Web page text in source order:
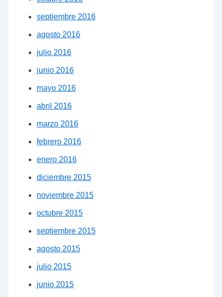
septiembre 2016
agosto 2016
julio 2016
junio 2016
mayo 2016
abril 2016
marzo 2016
febrero 2016
enero 2016
diciembre 2015
noviembre 2015
octubre 2015
septiembre 2015
agosto 2015
julio 2015
junio 2015